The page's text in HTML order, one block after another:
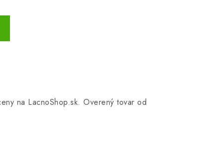
na LacnoShop.sk. Overený tovar od